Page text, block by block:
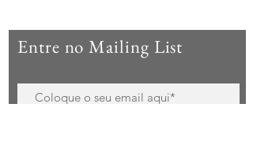
Entre no Mailing List